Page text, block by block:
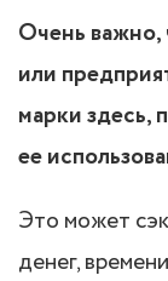
Очень
или
марки здесь,
ее
Это может
денег,